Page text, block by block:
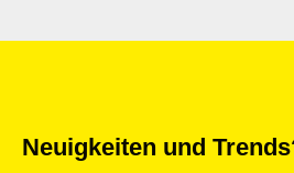
Neuigkeiten und